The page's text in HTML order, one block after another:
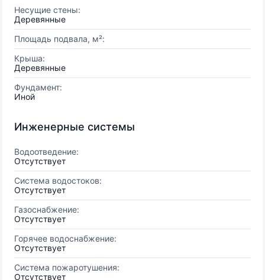
Несущие стены:
Деревянные
Площадь подвала, м²:
Крыша:
Деревянные
Фундамент:
Иной
Инженерные системы
Водоотведение:
Отсутствует
Система водостоков:
Отсутствует
Газоснабжение:
Отсутствует
Горячее водоснабжение:
Отсутствует
Система пожаротушения:
Отсутствует